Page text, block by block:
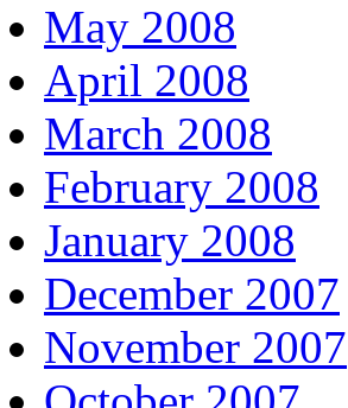
May 2008
April 2008
March 2008
February 2008
January 2008
December 2007
November 2007